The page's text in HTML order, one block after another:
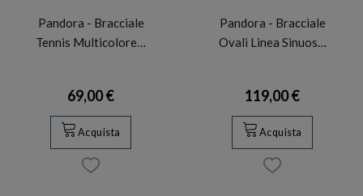
Pandora - Bracciale
Tennis Multicolore…
69,00 €
Acquista
Pandora - Bracciale
Ovali Linea Sinuos…
119,00 €
Acquista